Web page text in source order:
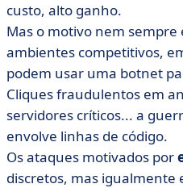
custo, alto ganho.
Mas o motivo nem sempre
ambientes competitivos,
podem usar uma botnet
Cliques fraudulentos em
servidores críticos... a
envolve linhas de código.
Os ataques motivados por
discretos, mas